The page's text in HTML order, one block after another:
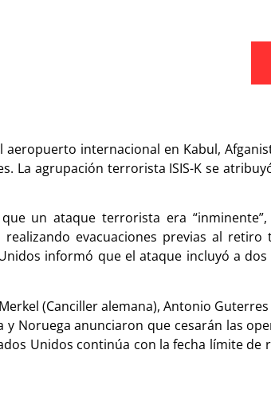
internacional en Kabul,
La agrupación terrorista ISIS-K se
un ataque terrorista era
evacuaciones previas al retiro
informó que el ataque incluyó a
(Canciller alemana), Antonio
Noruega anunciaron que cesarán las
Unidos continúa con la fecha límite de